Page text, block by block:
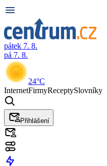
pátek 7. 8.
pá 7. 8.
24°C
InternetFirmyReceptySlovníky
Přihlášení